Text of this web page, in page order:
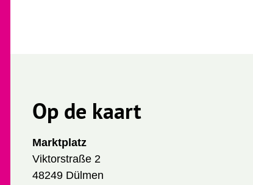
Op de kaart
Marktplatz
Viktorstraße 2
48249 Dülmen